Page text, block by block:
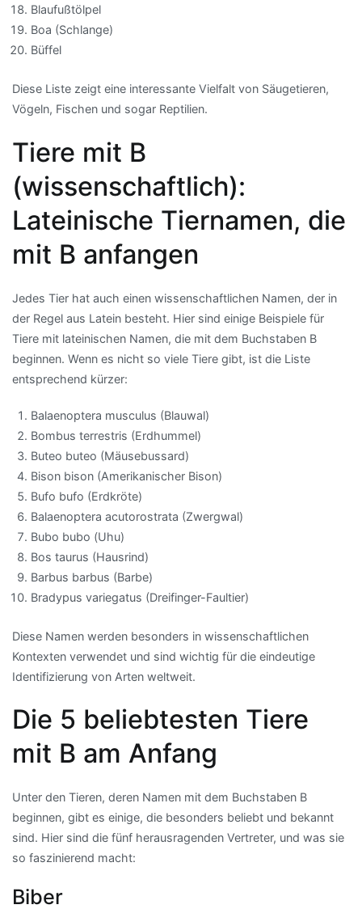
Blaufußtölpel
Boa (Schlange)
Büffel
Diese Liste zeigt eine interessante Vielfalt von Säugetieren,
Vögeln, Fischen und sogar Reptilien.
Tiere mit B
(wissenschaftlich):
Lateinische Tiernamen, die
mit B anfangen
Jedes Tier hat auch einen wissenschaftlichen Namen, der in
der Regel aus Latein besteht. Hier sind einige Beispiele für
Tiere mit lateinischen Namen, die mit dem Buchstaben B
beginnen. Wenn es nicht so viele Tiere gibt, ist die Liste
entsprechend kürzer:
Balaenoptera musculus (Blauwal)
Bombus terrestris (Erdhummel)
Buteo buteo (Mäusebussard)
Bison bison (Amerikanischer Bison)
Bufo bufo (Erdkröte)
Balaenoptera acutorostrata (Zwergwal)
Bubo bubo (Uhu)
Bos taurus (Hausrind)
Barbus barbus (Barbe)
Bradypus variegatus (Dreifinger-Faultier)
Diese Namen werden besonders in wissenschaftlichen
Kontexten verwendet und sind wichtig für die eindeutige
Identifizierung von Arten weltweit.
Die 5 beliebtesten Tiere
mit B am Anfang
Unter den Tieren, deren Namen mit dem Buchstaben B
beginnen, gibt es einige, die besonders beliebt und bekannt
sind. Hier sind die fünf herausragenden Vertreter, und was sie
so faszinierend macht:
Biber